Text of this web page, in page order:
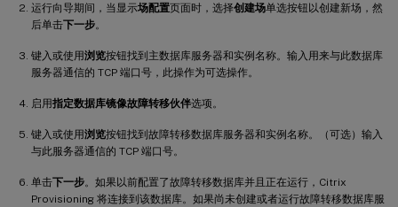
运行向导期间，当显示场配置页面时，选择创建场单选按钮以创建新场，然
后单击下一步。
键入或使用浏览按钮找到主数据库服务器和实例名称。输入用来与此数据库
服务器通信的 TCP 端口号，此操作为可选操作。
启用指定数据库镜像故障转移伙伴选项。
键入或使用浏览按钮找到故障转移数据库服务器和实例名称。（可选）输入
与此服务器通信的 TCP 端口号。
单击下一步。如果以前配置了故障转移数据库并且正在运行，Citrix
Provisioning 将连接到该数据库。如果尚未创建或者运行故障转移数据库服